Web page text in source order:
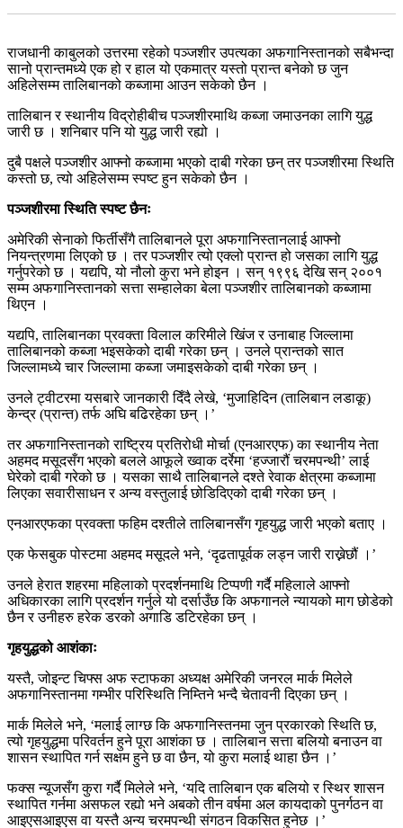
राजधानी काबुलको उत्तरमा रहेको पञ्जशीर उपत्यका अफगानिस्तानको सबैभन्दा
सानो प्रान्तमध्ये एक हो र हाल यो एकमात्र यस्तो प्रान्त बनेको छ जुन
अहिलेसम्म तालिबानको कब्जामा आउन सकेको छैन ।
तालिबान र स्थानीय विद्रोहीबीच पञ्जशीरमाथि कब्जा जमाउनका लागि युद्ध
जारी छ । शनिबार पनि यो युद्ध जारी रह्यो ।
दुबै पक्षले पञ्जशीर आफ्नो कब्जामा भएको दाबी गरेका छन् तर पञ्जशीरमा स्थिति
कस्तो छ, त्यो अहिलेसम्म स्पष्ट हुन सकेको छैन ।
पञ्जशीरमा स्थिति स्पष्ट छैनः
अमेरिकी सेनाको फिर्तीसँगै तालिबानले पूरा अफगानिस्तानलाई आफ्नो
नियन्त्रणमा लिएको छ । तर पञ्जशीर त्यो एक्लो प्रान्त हो जसका लागि युद्ध
गर्नुपरेको छ । यद्यपि, यो नौलो कुरा भने होइन । सन् १९९६ देखि सन् २००१
सम्म अफगानिस्तानको सत्ता सम्हालेका बेला पञ्जशीर तालिबानको कब्जामा
थिएन ।
यद्यपि, तालिबानका प्रवक्ता विलाल करिमीले खिंज र उनाबाह जिल्लामा
तालिबानको कब्जा भइसकेको दाबी गरेका छन् । उनले प्रान्तको सात
जिल्लामध्ये चार जिल्लामा कब्जा जमाइसकेको दाबी गरेका छन् ।
उनले ट्वीटरमा यसबारे जानकारी दिँदै लेखे, ‘मुजाहिदिन (तालिबान लडाकू)
केन्द्र (प्रान्त) तर्फ अघि बढिरहेका छन् ।’
तर अफगानिस्तानको राष्ट्रिय प्रतिरोधी मोर्चा (एनआरएफ) का स्थानीय नेता
अहमद मसूदसँग भएको बलले आफूले ख्वाक दर्रेमा ‘हज्जारौं चरमपन्थी’ लाई
घेरेको दाबी गरेको छ । यसका साथै तालिबानले दश्ते रेवाक क्षेत्रमा कब्जामा
लिएका सवारीसाधन र अन्य वस्तुलाई छोडिदिएको दाबी गरेका छन् ।
एनआरएफका प्रवक्ता फहिम दश्तीले तालिबानसँग गृहयुद्ध जारी भएको बताए ।
एक फेसबुक पोस्टमा अहमद मसूदले भने, ‘दृढतापूर्वक लड्न जारी राख्नेछौं ।’
उनले हेरात शहरमा महिलाको प्रदर्शनमाथि टिप्पणी गर्दै महिलाले आफ्नो
अधिकारका लागि प्रदर्शन गर्नुले यो दर्साउँछ कि अफगानले न्यायको माग छोडेको
छैन र उनीहरु हरेक डरको अगाडि डटिरहेका छन् ।
गृहयुद्धको आशंकाः
यस्तै, जोइन्ट चिफ्स अफ स्टाफका अध्यक्ष अमेरिकी जनरल मार्क मिलेले
अफगानिस्तानमा गम्भीर परिस्थिति निम्तिने भन्दै चेतावनी दिएका छन् ।
मार्क मिलेले भने, ‘मलाई लाग्छ कि अफगानिस्तनमा जुन प्रकारको स्थिति छ,
त्यो गृहयुद्धमा परिवर्तन हुने पूरा आशंका छ । तालिबान सत्ता बलियो बनाउन वा
शासन स्थापित गर्न सक्षम हुने छ वा छैन, यो कुरा मलाई थाहा छैन ।’
फक्स न्यूजसँग कुरा गर्दै मिलेले भने, ‘यदि तालिबान एक बलियो र स्थिर शासन
स्थापित गर्नमा असफल रह्यो भने अबको तीन वर्षमा अल कायदाको पुनर्गठन वा
आइएसआइएस वा यस्तै अन्य चरमपन्थी संगठन विकसित हुनेछ ।’